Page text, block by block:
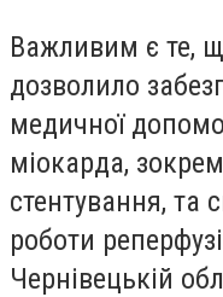
Важливим є те,
дозволило
медичної
міокарда,
стентування, та
роботи
Чернівецькій